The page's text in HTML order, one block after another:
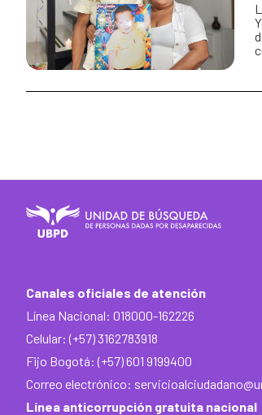
Canales oficiales de atención
Línea Nacional: 018000-162226
Celular: (+57) 3162783918
Fijo Bogotá: (+57) 601 9199400
Correo electrónico:
Línea anticorrupción gratuita nacional